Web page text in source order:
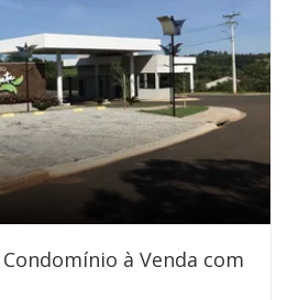
à Venda com